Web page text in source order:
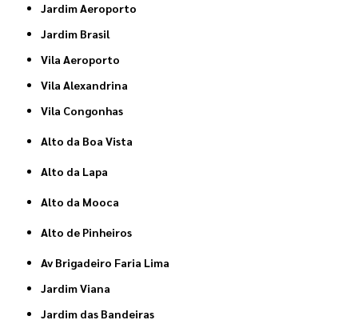
Jardim Aeroporto
Jardim Brasil
Vila Aeroporto
Vila Alexandrina
Vila Congonhas
Alto da Boa Vista
Alto da Lapa
Alto da Mooca
Alto de Pinheiros
Av Brigadeiro Faria Lima
Jardim Viana
Jardim das Bandeiras